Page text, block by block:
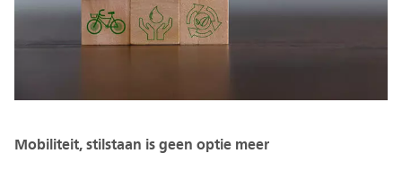
Mobiliteit, stilstaan is geen optie meer